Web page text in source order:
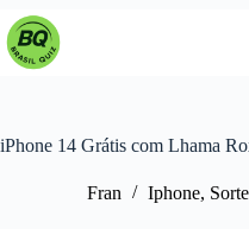
Pular
para
iPhone 14 Grátis com Lhama
Fran Iphone,